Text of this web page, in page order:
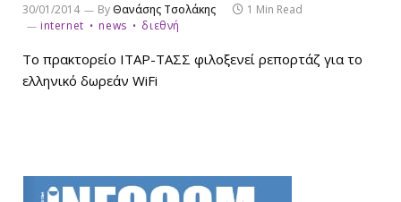
30/01/2014 ByΘανάσης Τσολάκης
1 Min Read
internet
news διεθνή
Το πρακτορείο ΙΤΑΡ-ΤΑΣΣ φιλοξενεί ρεπορτάζ για το
ελληνικό δωρεάν WiFi